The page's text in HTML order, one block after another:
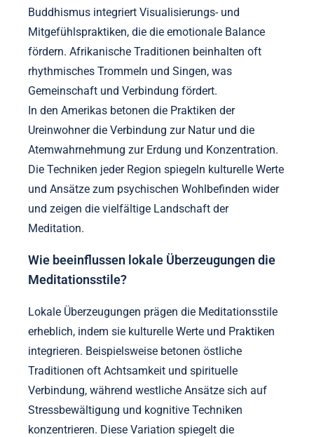
Buddhismus integriert Visualisierungs- und
Mitgefühlspraktiken, die die emotionale Balance
fördern. Afrikanische Traditionen beinhalten oft
rhythmisches Trommeln und Singen, was
Gemeinschaft und Verbindung fördert.
In den Amerikas betonen die Praktiken der
Ureinwohner die Verbindung zur Natur und die
Atemwahrnehmung zur Erdung und Konzentration.
Die Techniken jeder Region spiegeln kulturelle Werte
und Ansätze zum psychischen Wohlbefinden wider
und zeigen die vielfältige Landschaft der
Meditation.
Wie beeinflussen lokale Überzeugungen die
Meditationsstile?
Lokale Überzeugungen prägen die Meditationsstile
erheblich, indem sie kulturelle Werte und Praktiken
integrieren. Beispielsweise betonen östliche
Traditionen oft Achtsamkeit und spirituelle
Verbindung, während westliche Ansätze sich auf
Stressbewältigung und kognitive Techniken
konzentrieren. Diese Variation spiegelt die